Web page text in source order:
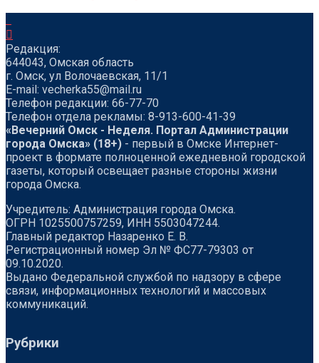
Редакция:
644043, Омская область
г. Омск, ул Волочаевская, 11/1
Е-mail: vecherka55@mail.ru
Телефон редакции: 66-77-70
Телефон отдела рекламы: 8-913-600-41-39
«Вечерний Омск - Неделя. Портал Администрации
города Омска» (18+) - первый в Омске Интернет-
проект в формате полноценной ежедневной городской
газеты, который освещает разные стороны жизни
города Омска.
Учредитель: Администрация города Омска.
ОГРН 1025500757259, ИНН 5503047244.
Главный редактор Назаренко Е. В.
Регистрационный номер Эл № ФС77-79303 от
09.10.2020.
Выдано Федеральной службой по надзору в сфере
связи, информационных технологий и массовых
коммуникаций.
Рубрики